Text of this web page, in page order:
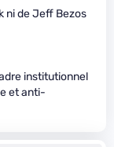
ni de Jeff Bezos
institutionnel
et anti-